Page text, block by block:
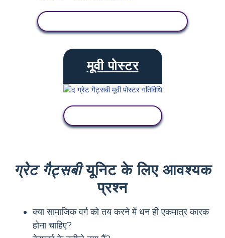
मूवी पोस्टर
ग्रेट गैट्सबीयूनिट के लिए आवश्यक
प्रश्न
क्या सामाजिक वर्ग को तय करने में धन ही एकमात्र कारक
होना चाहिए?